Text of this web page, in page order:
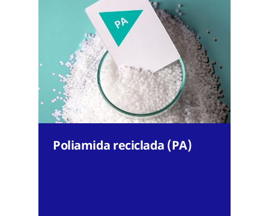
Poliamida reciclada (PA)